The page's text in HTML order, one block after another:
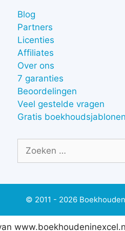
Blog
Partners
Licenties
Affiliates
Over ons
7 garanties
Beoordelingen
Veel gestelde vragen
Gratis boekhoudsjablonen
Zoek
© 2011 - 2026